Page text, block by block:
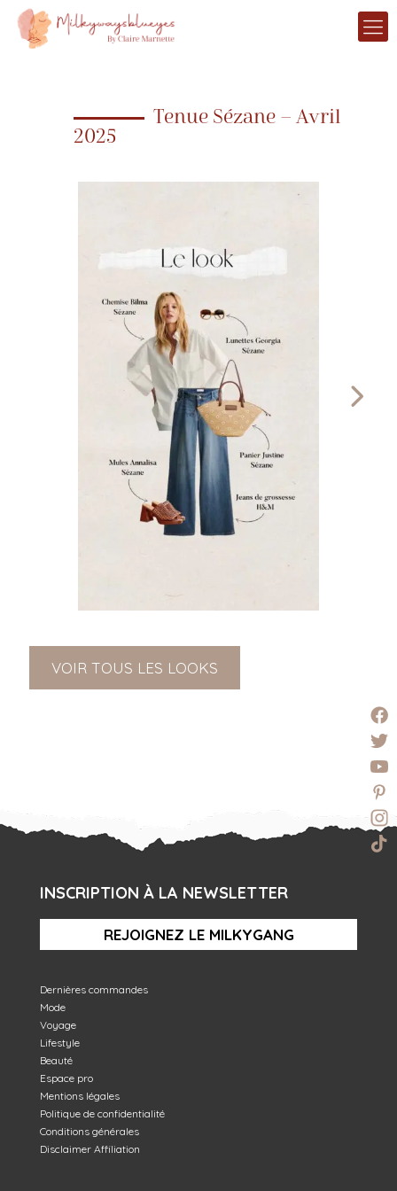
Tenue Sézane – Avril
2025
VOIR TOUS LES LOOKS
INSCRIPTION À LA NEWSLETTER
REJOIGNEZ LE MILKYGANG
Dernières commandes
Mode
Voyage
Lifestyle
Beauté
Espace pro
Mentions légales
Politique de confidentialité
Conditions générales
Disclaimer Affiliation